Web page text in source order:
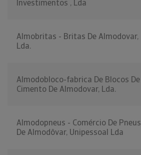
Investimentos , Lda
Almobritas - Britas De Almodovar,
Lda.
Almodobloco-fabrica De Blocos De
Cimento De Almodovar, Lda.
Almodopneus - Comércio De Pneus
De Almodôvar, Unipessoal Lda